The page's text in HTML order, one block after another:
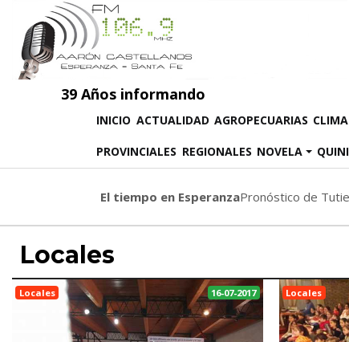
39 Años informando
INICIO (CURRENT)
ACTUALIDAD AGROPECUARIAS
PROVINCIALES REGIONALES NOVELA
El tiempo en EsperanzaPronóstico de
Locales
Locales 16-07-2017
ESPERANZA
Locales